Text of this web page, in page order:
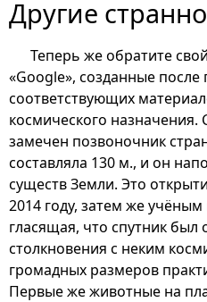
Другие
Теперь же обратите
«Google», созданные после
соответствующих
космического
замечен позвоночник
составляла 130 м., и он
существ Земли. Это
2014 году, затем же
гласящая, что спутник был
столкновения с неким
громадных размеров
Первые же животные на